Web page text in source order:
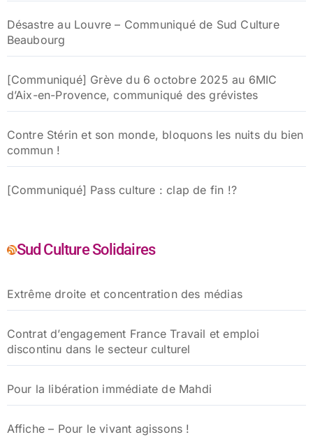
Désastre au Louvre – Communiqué de Sud Culture
Beaubourg
[Communiqué] Grève du 6 octobre 2025 au 6MIC
d’Aix-en-Provence, communiqué des grévistes
Contre Stérin et son monde, bloquons les nuits du bien
commun !
[Communiqué] Pass culture : clap de fin !?
Sud Culture Solidaires
Extrême droite et concentration des médias
Contrat d’engagement France Travail et emploi
discontinu dans le secteur culturel
Pour la libération immédiate de Mahdi
Affiche – Pour le vivant agissons !